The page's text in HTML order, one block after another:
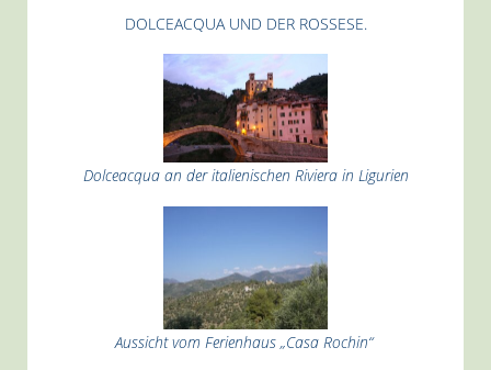
DOLCEACQUA UND DER ROSSESE.
Dolceacqua an der italienischen Riviera in Ligurien
Aussicht vom Ferienhaus „Casa Rochin“